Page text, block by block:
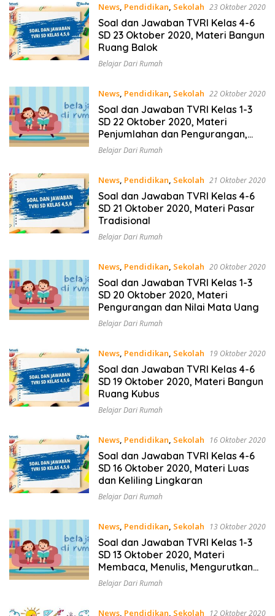
News, Pendidikan, Sekolah 23 Oktober 2020
Soal dan Jawaban TVRI Kelas 4-6
SD 23 Oktober 2020, Materi Bangun
Ruang Balok
Belajar Dari Rumah
News, Pendidikan, Sekolah 22 Oktober 2020
Soal dan Jawaban TVRI Kelas 1-3
SD 22 Oktober 2020, Materi
Penjumlahan dan Pengurangan,
Nilai Mata Uang, Alat Ukur
Belajar Dari Rumah
News, Pendidikan, Sekolah 21 Oktober 2020
Soal dan Jawaban TVRI Kelas 4-6
SD 21 Oktober 2020, Materi Pasar
Tradisional
Belajar Dari Rumah
News, Pendidikan, Sekolah 20 Oktober 2020
Soal dan Jawaban TVRI Kelas 1-3
SD 20 Oktober 2020, Materi
Pengurangan dan Nilai Mata Uang
Belajar Dari Rumah
News, Pendidikan, Sekolah 19 Oktober 2020
Soal dan Jawaban TVRI Kelas 4-6
SD 19 Oktober 2020, Materi Bangun
Ruang Kubus
Belajar Dari Rumah
News, Pendidikan, Sekolah 16 Oktober 2020
Soal dan Jawaban TVRI Kelas 4-6
SD 16 Oktober 2020, Materi Luas
dan Keliling Lingkaran
Belajar Dari Rumah
News, Pendidikan, Sekolah 13 Oktober 2020
Soal dan Jawaban TVRI Kelas 1-3
SD 13 Oktober 2020, Materi
Membaca, Menulis, Mengurutkan
Bilangan Ratusan
Belajar Dari Rumah
News, Pendidikan, Sekolah 12 Oktober 2020